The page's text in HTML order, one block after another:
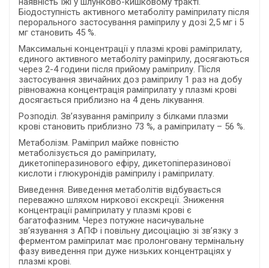
Біодоступність активного метаболіту раміприлату після
перорального застосування раміприлу у дозі 2,5 мг і 5
мг становить 45 %.
Максимальні концентрації у плазмі крові раміприлату,
єдиного активного метаболіту раміприлу, досягаються
через 2-4 години після прийому раміприлу. Після
застосування звичайних доз раміприлу 1 раз на добу
рівноважна концентрація раміприлату у плазмі крові
досягається приблизно на 4 день лікування.
Розподіл. Зв’язування раміприлу з білками плазми
крові становить приблизно 73 %, а раміприлату – 56 %.
Метаболізм. Раміприл майже повністю
метаболізується до раміприлату,
дикетопіперазинового ефіру, дикетопіперазинової
кислоти і глюкуронідів раміприлу і раміприлату.
Виведення. Виведення метаболітів відбувається
переважно шляхом ниркової екскреції. Зниження
концентрації раміприлату у плазмі крові є
багатофазним. Через потужне насичувальне
зв’язування з АПФ і повільну дисоціацію зі зв’язку з
ферментом раміприлат має пролонговану термінальну
фазу виведення при дуже низьких концентраціях у
плазмі крові.